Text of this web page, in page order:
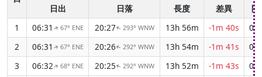
日出
日落 長度 差異
開
1
06:31 ↑ 67° ENE 20:27↑ 293° WNW 13h 56m -1m 40s
2
06:31 ↑ 67° ENE 20:26↑ 292° WNW 13h 54m -1m 41s
3
06:32↑ 68° ENE 20:25↑ 292° WNW 13h 52m -1m 43s